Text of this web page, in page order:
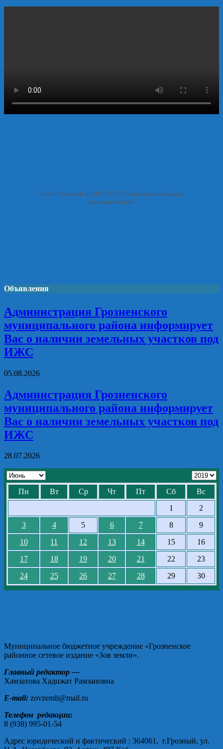
https://zovzemli.ru/2025/07/30/v-prokurature-rajona-
preduprezhdajut/
Объявления
Администрация Грозненского
муниципального района информирует
Вас о наличии земельных участков под
ИЖС
05.08.2026
Администрация Грозненского
муниципального района информирует
Вас о наличии земельных участков под
ИЖС
28.07.2026
Пн Вт Ср Чт Пт Сб
Вс
1
2
3
4 5 6 7 8
9
10
11 12 13 14 15
16
17
18 19 20 21 22
23
24
25 26 27 28 29 30
Муниципальное бюджетное учреждение «Грозненское
районное сетевое издание «Зов земли».
Главный редактор —
Хамзатова Хадижат Рамзановна
E-mail: zovzemli@mail.ru
Телефон редакции:
8 (938) 995-01-54
Адрес юридический и фактический : 364061, г.Грозный, ул.